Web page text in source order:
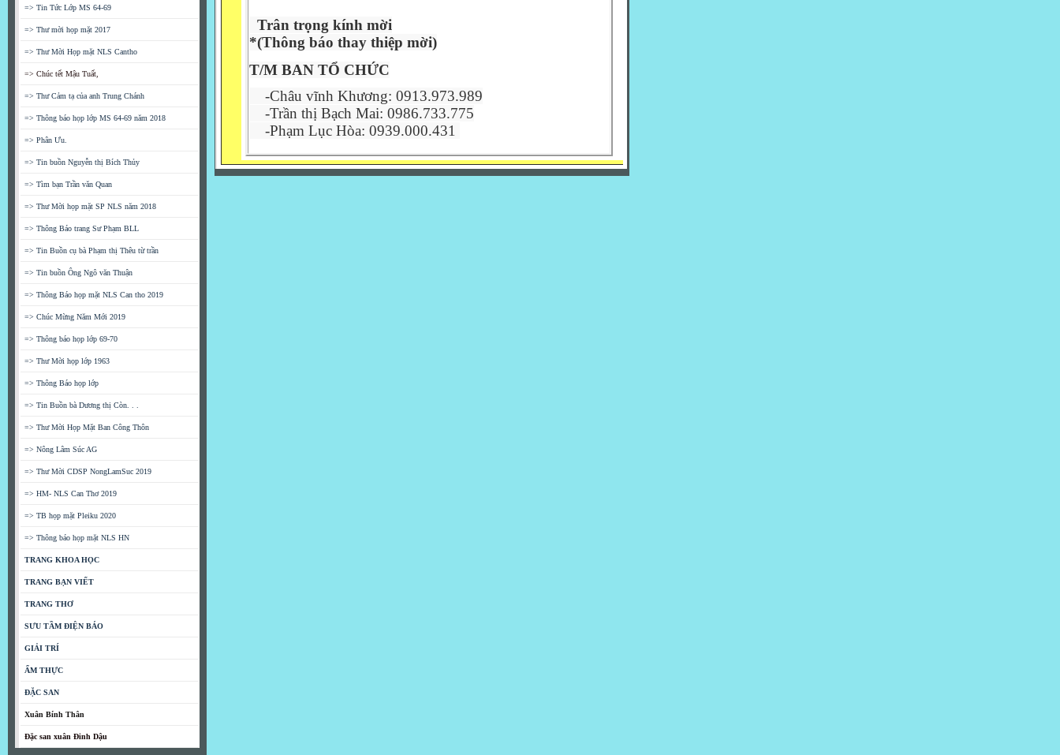
=> Tin Tức Lớp MS 64-69
=> Thư mời họp mặt 2017
=> Thư Mời Họp mặt NLS Cantho
=> Chúc tết Mậu Tuất,
=> Thư Cảm tạ của anh Trung Chánh
=> Thông báo họp lớp MS 64-69 năm 2018
=> Phân Ưu.
=> Tin buồn Nguyễn thị Bích Thủy
=> Tìm bạn Trần văn Quan
=> Thư Mời họp mặt SP NLS năm 2018
=> Thông Báo trang Sư Phạm BLL
=> Tin Buồn cụ bà Phạm thị Thêu từ trần
=> Tin buồn Ông Ngô văn Thuận
=> Thông Báo họp mặt NLS Can tho 2019
=> Chúc Mừng Năm Mới 2019
=> Thông báo họp lớp 69-70
=> Thư Mời họp lớp 1963
=> Thông Báo họp lớp
=> Tin Buồn bà Dương thị Còn. . .
=> Thư Mời Họp Mặt Ban Công Thôn
=> Nông Lâm Súc AG
=> Thư Mời CDSP NongLamSuc 2019
=> HM- NLS Can Thơ 2019
=> TB họp mặt Pleiku 2020
=> Thông báo họp mặt NLS HN
TRANG KHOA HỌC
TRANG BẠN VIẾT
TRANG THƠ
SƯU TẦM ĐIỆN BÁO
GIẢI TRÍ
ẨM THỰC
ĐẶC SAN
Xuân Bính Thân
Đặc san xuân Đinh Dậu
Trân trọng kính mời
*(Thông báo thay thiệp mời)
T/M BAN TỔ CHỨC
-Châu vĩnh Khương: 0913.973.989
-Trần thị Bạch Mai: 0986.733.775
-Phạm Lục Hòa: 0939.000.431